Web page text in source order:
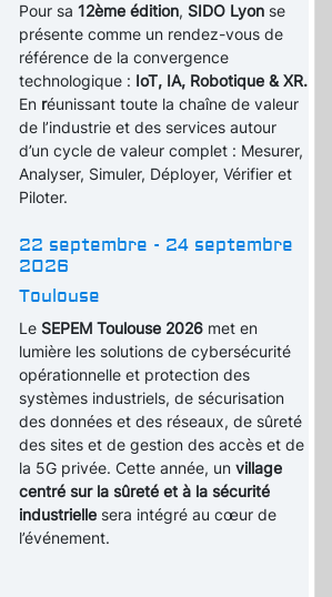
Pour sa12ème édition, SIDO Lyon se
présente comme un rendez-vous de
référence de la convergence
technologique : IoT, IA, Robotique & XR.
En réunissant toute la chaîne de valeur
de l’industrie et des services autour
d’un cycle de valeur complet : Mesurer,
Analyser, Simuler, Déployer, Vérifier et
Piloter.
22 septembre - 24 septembre
2026
Toulouse
Le SEPEM Toulouse 2026 met en
lumière les solutions de cybersécurité
opérationnelle et protection des
systèmes industriels, de sécurisation
des données et des réseaux, de sûreté
des sites et de gestion des accès et de
la 5G privée. Cette année, unvillage
centré sur la sûreté et à la sécurité
industrielle sera intégré au cœur de
l’événement.